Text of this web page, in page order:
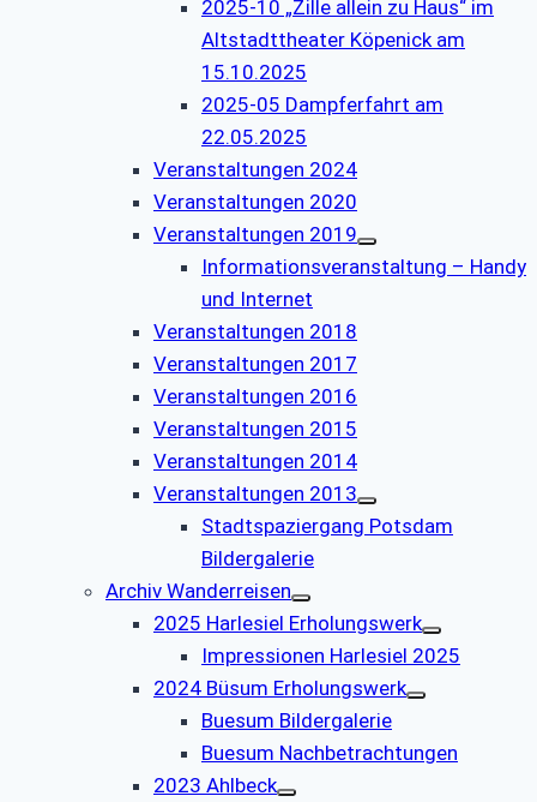
2025-10 „Zille allein zu Haus“ im
Altstadttheater Köpenick am
15.10.2025
2025-05 Dampferfahrt am
22.05.2025
Veranstaltungen 2024
Veranstaltungen 2020
Veranstaltungen 2019
Informationsveranstaltung – Handy
und Internet
Veranstaltungen 2018
Veranstaltungen 2017
Veranstaltungen 2016
Veranstaltungen 2015
Veranstaltungen 2014
Veranstaltungen 2013
Stadtspaziergang Potsdam
Bildergalerie
Archiv Wanderreisen
2025 Harlesiel Erholungswerk
Impressionen Harlesiel 2025
2024 Büsum Erholungswerk
Buesum Bildergalerie
Buesum Nachbetrachtungen
2023 Ahlbeck